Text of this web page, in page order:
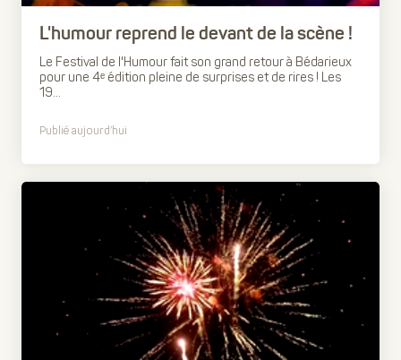
L'humour reprend le devant de la scène !
Le Festival de l'Humour fait son grand retour à Bédarieux
pour une 4ᵉ édition pleine de surprises et de rires ! Les
19...
Publié aujourd’hui